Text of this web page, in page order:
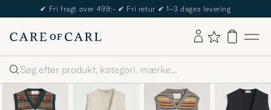
✔ Fri fragt over 499;- ✔ Fri retur ✔ 1–3 dages levering
Søg